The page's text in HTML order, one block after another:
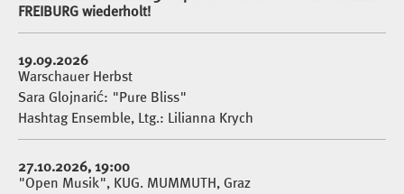
FREIBURG wiederholt!
19.09.2026
Warschauer Herbst
Sara Glojnarić: "Pure Bliss"
Hashtag Ensemble, Ltg.: Lilianna Krych
27.10.2026, 19:00
"Open Musik", KUG. MUMMUTH, Graz